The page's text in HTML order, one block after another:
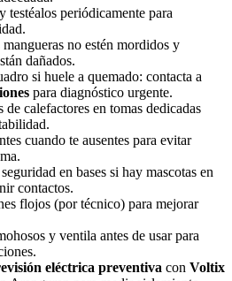
testéalos periódicamente para
no estén mordidos y
dañados.
si huele a quemado: contacta a
para diagnóstico urgente.
de calefactores en tomas dedicadas
cuando te ausentes para evitar
en bases si hay mascotas en
contactos.
flojos (por técnico) para mejorar
y ventila antes de usar para
eléctrica preventiva con Voltix